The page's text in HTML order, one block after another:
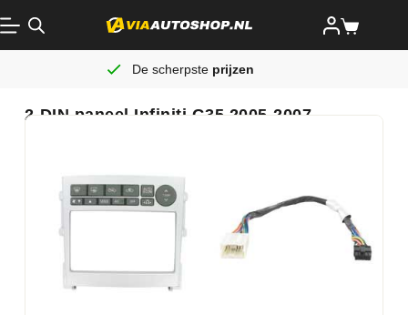
De scherpste prijzen
2-DIN paneel Infiniti G35 2005-2007